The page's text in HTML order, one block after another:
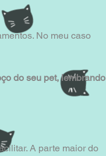
No meu caso
do seu pet, lembrando
A parte maior do